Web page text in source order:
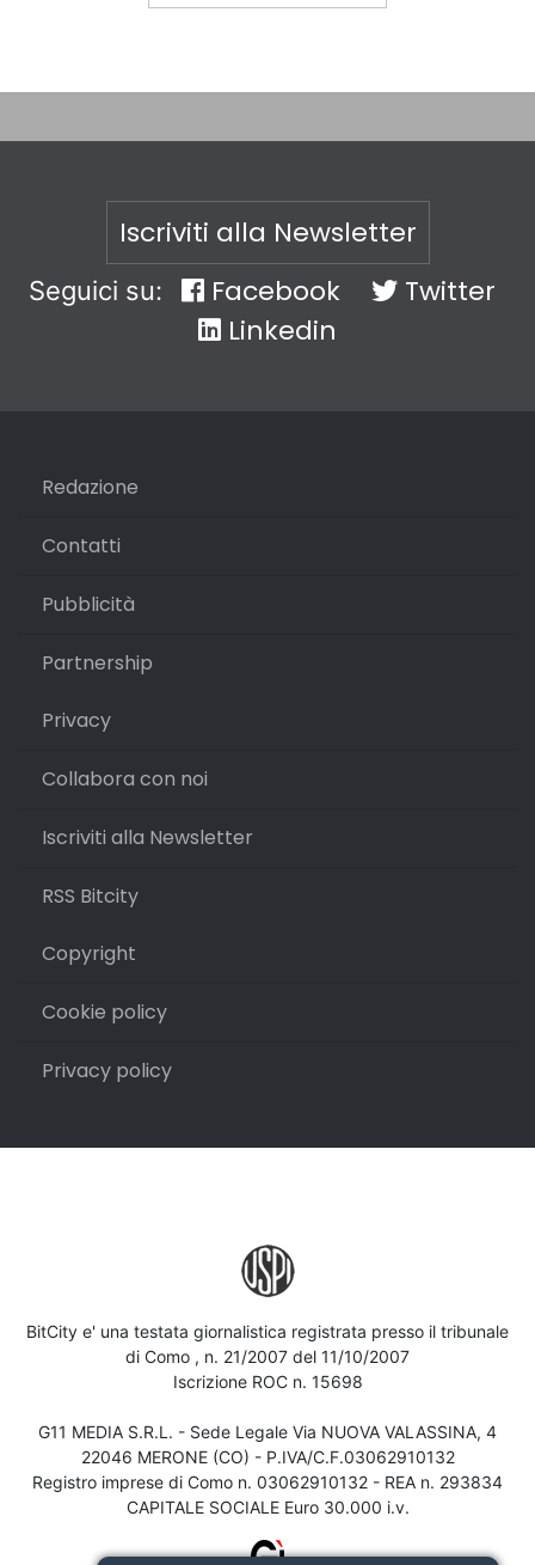
Iscriviti alla Newsletter
Seguici su: Facebook
Twitter
Linkedin
Redazione
Contatti
Pubblicità
Partnership
Privacy
Collabora con noi
Iscriviti alla Newsletter
RSS Bitcity
Copyright
Cookie policy
Privacy policy
BitCity e' una testata giornalistica registrata presso il tribunale
di Como , n. 21/2007 del 11/10/2007
Iscrizione ROC n. 15698
G11 MEDIA S.R.L. - Sede Legale Via NUOVA VALASSINA, 4
22046 MERONE (CO) - P.IVA/C.F.03062910132
Registro imprese di Como n. 03062910132 - REA n. 293834
CAPITALE SOCIALE Euro 30.000 i.v.